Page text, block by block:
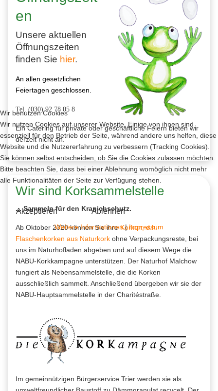
en
Unsere aktuellen
Öffnungszeiten
finden Sie hier.
An allen gesetzlichen
Feiertagen geschlossen.
Tel. (030) 92 78 05 8
Ein Catering für private oder geschäftliche Feiern bieten wir
derzeit nicht an.
Wir sind Korksammelstelle
...Sammeln für den Kranichschutz.
Ab Oktober 2020 können Sie ihreKorken, d.h.
Flaschenkorken aus Naturkork ohne Verpackungsreste, bei
uns im Naturhofladen abgeben und auf diesem Wege die
NABU-Korkkampagne unterstützen. Der Naturhof Malchow
fungiert als Nebensammelstelle, die die Korken
ausschließlich sammelt. Anschließend übergeben wir sie der
NABU-Hauptsammelstelle in der Charitéstraße.
Im gemeinnützigen Bürgerservice Trier werden sie als
Wir benutzen Cookies
Wir nutzen Cookies auf unserer Website. Einige von ihnen sind
essenziell für den Betrieb der Seite, während andere uns helfen, diese
Website und die Nutzererfahrung zu verbessern (Tracking Cookies).
Sie können selbst entscheiden, ob Sie die Cookies zulassen möchten.
Bitte beachten Sie, dass bei einer Ablehnung womöglich nicht mehr
alle Funktionalitäten der Seite zur Verfügung stehen.
Akzeptieren Ablehnen
Weitere Informationen|Impressum